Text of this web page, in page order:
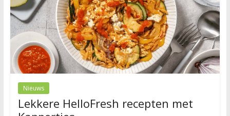
Nieuws
Lekkere HelloFresh recepten met